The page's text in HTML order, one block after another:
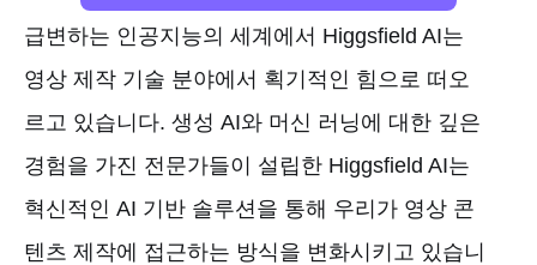
급변하는 인공지능의 세계에서 Higgsfield AI는
영상 제작 기술 분야에서 획기적인 힘으로 떠오
르고 있습니다. 생성 AI와 머신 러닝에 대한 깊은
경험을 가진 전문가들이 설립한 Higgsfield AI는
혁신적인 AI 기반 솔루션을 통해 우리가 영상 콘
텐츠 제작에 접근하는 방식을 변화시키고 있습니